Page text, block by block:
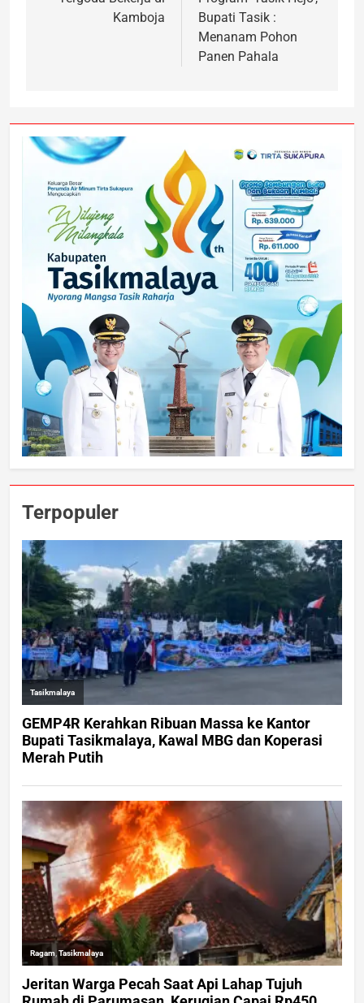
Kamboja
Bupati Tasik :
Menanam Pohon
Panen Pahala
Terpopuler